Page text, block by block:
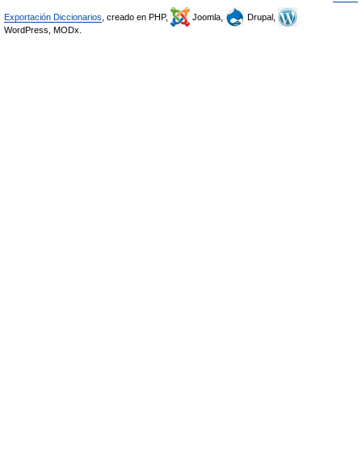
Exportación Diccionarios , creado en PHP, Joomla,
Drupal,
WordPress, MODx.